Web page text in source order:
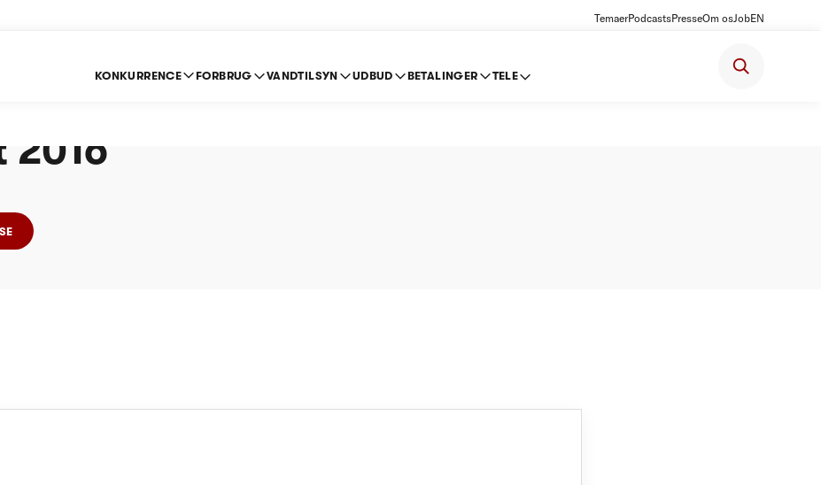
TemaerPodcastsPresseOm osJobEN
KONKURRENCE FORBRUG VANDTILSYN UDBUD BETALINGER TELE
2016